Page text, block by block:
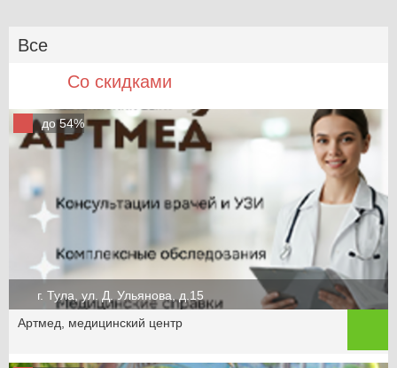
Все
Со скидками
до 54%
г. Тула, ул. Д. Ульянова, д.15
Артмед, медицинский центр